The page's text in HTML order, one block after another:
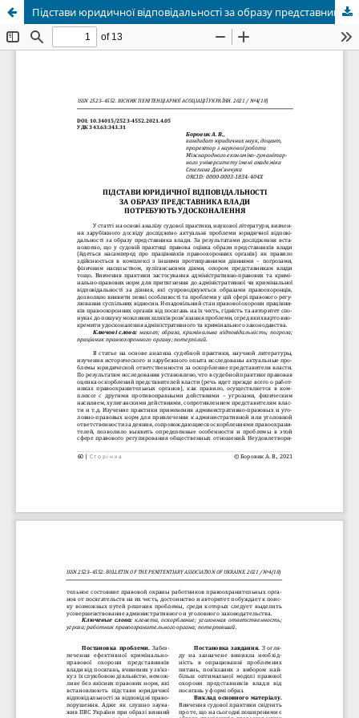
Підстави юридичної відповідальності за образу представника влади потребують удосконалення